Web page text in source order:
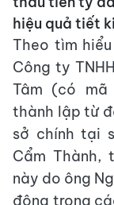
hiệu quả tiết
Theo tìm
Công ty
Tâm (có mã
thành lập từ
sở chính tại
Cẩm Thành,
này do ông
động trong